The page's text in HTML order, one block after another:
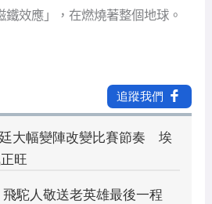
效應」，在燃燒著整個地球。